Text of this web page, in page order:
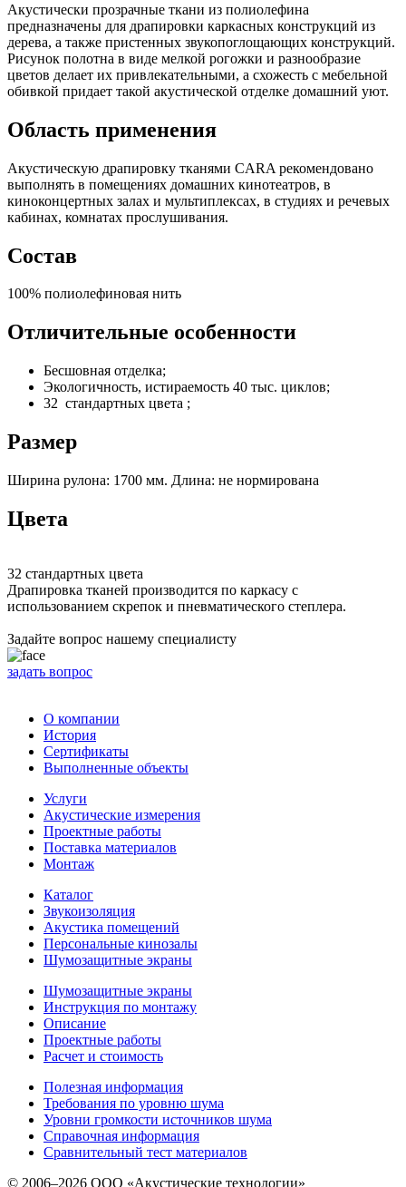
Акустически прозрачные ткани из полиолефина
предназначены для драпировки каркасных конструкций из
дерева, а также пристенных звукопоглощающих конструкций.
Рисунок полотна в виде мелкой рогожки и разнообразие
цветов делает их привлекательными, а схожесть с мебельной
обивкой придает такой акустической отделке домашний уют.
Область применения
Акустическую драпировку тканями CARA рекомендовано
выполнять в помещениях домашних кинотеатров, в
киноконцертных залах и мультиплексах, в студиях и речевых
кабинах, комнатах прослушивания.
Состав
100% полиолефиновая нить
Отличительные особенности
Бесшовная отделка;
Экологичность, истираемость 40 тыс. циклов;
32 стандартных цвета ;
Размер
Ширина рулона: 1700 мм. Длина: не нормирована
Цвета
32 стандартных цвета
Драпировка тканей производится по каркасу с
использованием скрепок и пневматического степлера.
Задайте вопрос нашему специалисту
задать вопрос
О компании
История
Сертификаты
Выполненные объекты
Услуги
Акустические измерения
Проектные работы
Поставка материалов
Монтаж
Каталог
Звукоизоляция
Акустика помещений
Персональные кинозалы
Шумозащитные экраны
Шумозащитные экраны
Инструкция по монтажу
Описание
Проектные работы
Расчет и стоимость
Полезная информация
Требования по уровню шума
Уровни громкости источников шума
Справочная информация
Сравнительный тест материалов
© 2006–2026 ООО «Акустические технологии»